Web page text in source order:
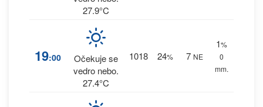
27.9°C
19:00
Očekuje se
vedro nebo.
27.4°C
1018 24% 7 NE
1%
0
mm.